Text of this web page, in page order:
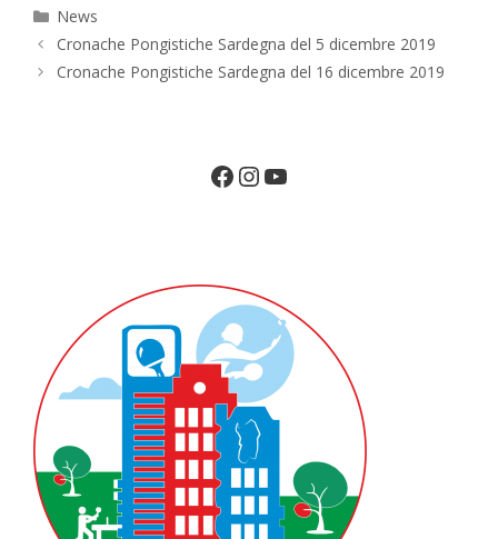
Categorie
News
Cronache Pongistiche Sardegna del 5 dicembre 2019
Cronache Pongistiche Sardegna del 16 dicembre 2019
Facebook
Instagram
YouTube